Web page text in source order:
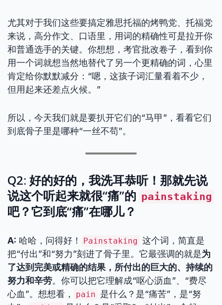
尤其对于我们这些要搞定雅思托福的烤鸭党、托福党
来说，高分作文、口语里，用词的精确性可是拉开你
和普通选手的关键。你想想，考官批改卷子，看到你
用一个词就想当然地替代了另一个更精确的词，心里
肯定给你默默减分：“嗯，这孩子词汇量看着不少，
但用起来还差点火候。”
所以，今天我们就是要扒开它们的“马甲”，看看它们
到底骨子里是哪种“一丝不苟”。
Q2: 好的好的，我洗耳恭听！那就先说
说这个听起来就很“痛”的 painstaking
吧？它到底“痛”在哪儿？
A: 哈哈，问得好！ Painstaking 这个词，简直是
把“付出”和“努力”刻进了骨子里。它最强调的就是为
了达到完美或精确的结果，所付出的巨大的、持续的
努力和辛劳。你可以把它理解成“呕心沥血”、“费尽
心血”。想想看，
pain 是什么？是“痛苦”，是“努